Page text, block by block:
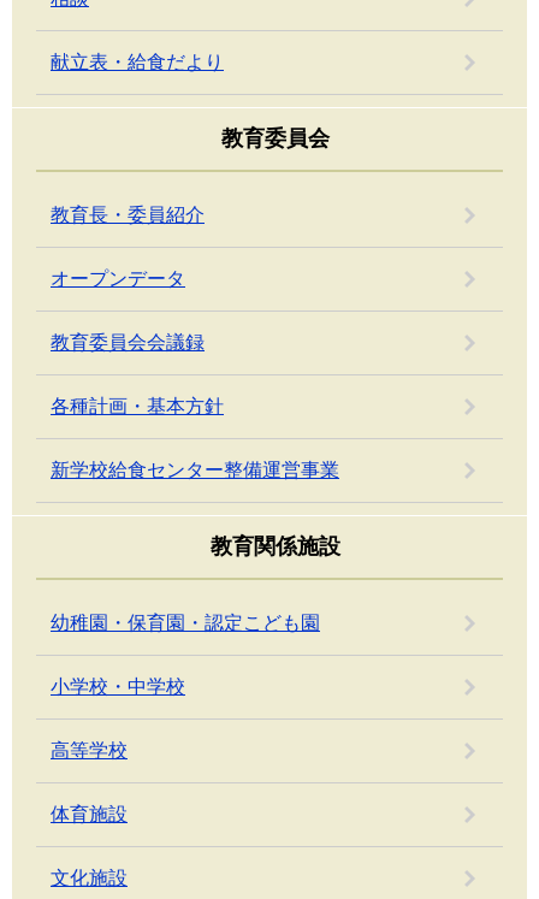
献立表・給食だより
教育委員会
教育長・委員紹介
オープンデータ
教育委員会会議録
各種計画・基本方針
新学校給食センター整備運営事業
教育関係施設
幼稚園・保育園・認定こども園
小学校・中学校
高等学校
体育施設
文化施設